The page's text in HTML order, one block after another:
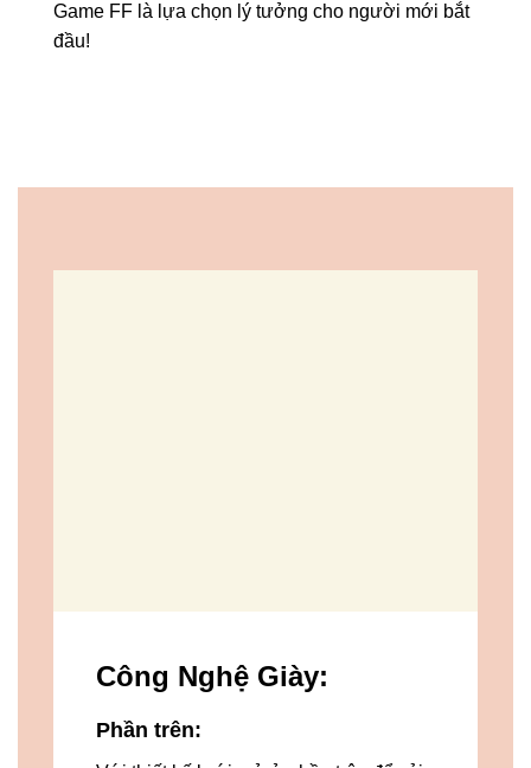
Game FF là lựa chọn lý tưởng cho người mới bắt
đầu!
Công Nghệ Giày:
Phần trên: